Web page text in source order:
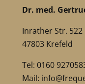
Dr. med.
Inrather Str. 522
47803 Krefeld
Tel: 0160
Mail: